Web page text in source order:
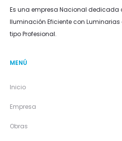
Es una empresa Nacional dedicada
Iluminación Eficiente con Luminarias
tipo Profesional.
MENÚ
Inicio
Empresa
Obras